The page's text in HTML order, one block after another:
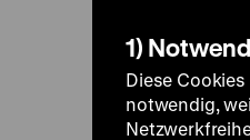
1)
Diese
notwendig,